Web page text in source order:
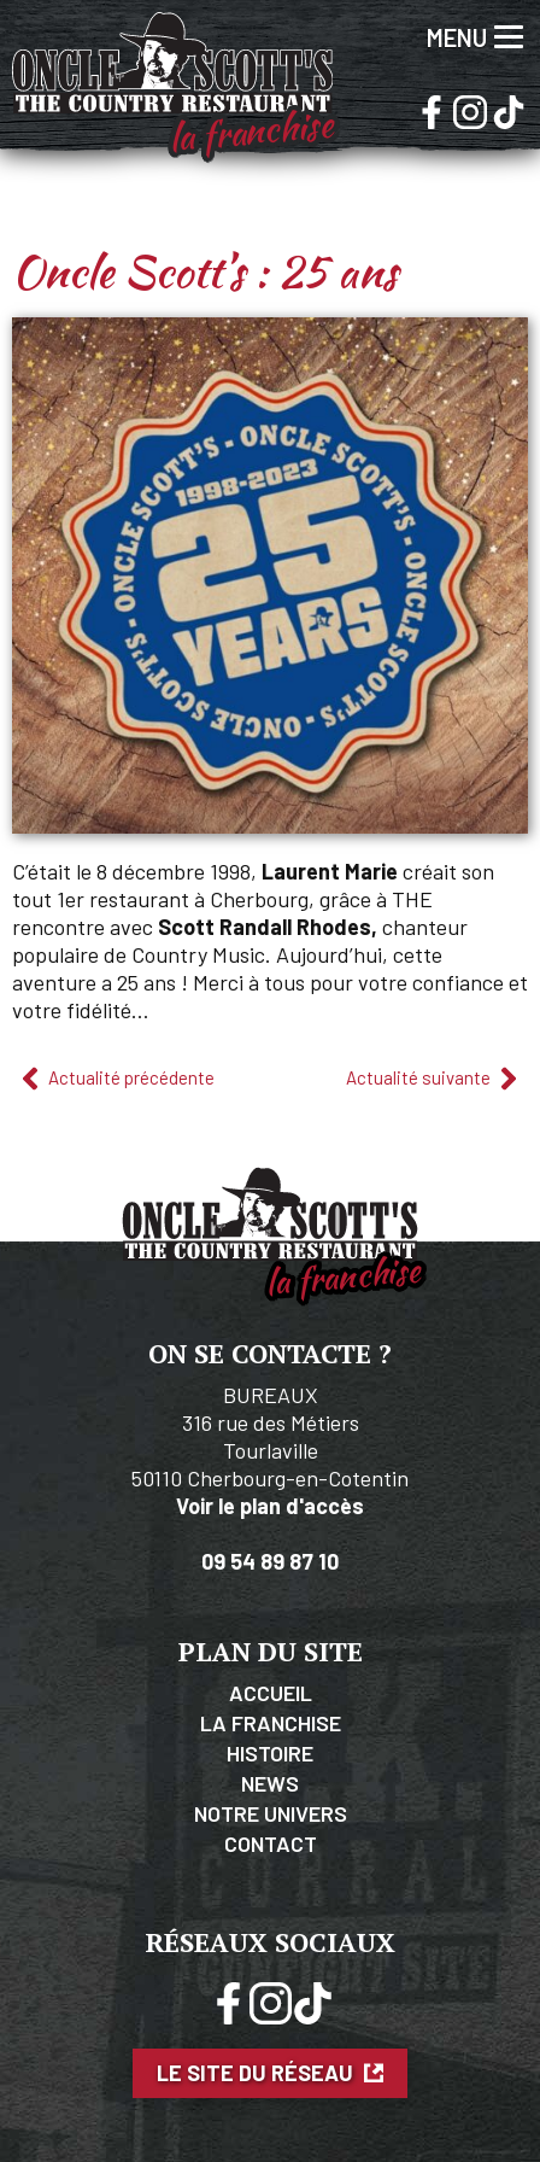
MENU
la franchise
Oncle Scott’s : 25 ans
C’était le 8 décembre 1998, Laurent Marie créait son
tout 1er restaurant à Cherbourg, grâce à THE
rencontre avec Scott Randall Rhodes, chanteur
populaire de Country Music. Aujourd’hui, cette
aventure a 25 ans ! Merci à tous pour votre confiance et
votre fidélité…
Actualité précédente Actualité suivante
la franchise
ON SE CONTACTE ?
BUREAUX
316 rue des Métiers
Tourlaville
50110 Cherbourg-en-Cotentin
Voir le plan d'accès
09 54 89 87 10
RÉSEAUX SOCIAUX
LE SITE DU RÉSEAU
PLAN DU SITE
ACCUEIL
LA FRANCHISE
HISTOIRE
NEWS
NOTRE UNIVERS
CONTACT